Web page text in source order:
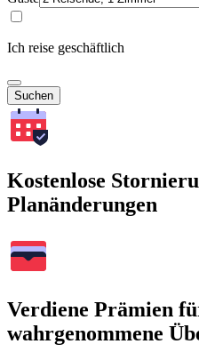
Ich reise geschäftlich
Suchen
Kostenlose
Planänderungen
Verdiene Prämien
wahrgenommene